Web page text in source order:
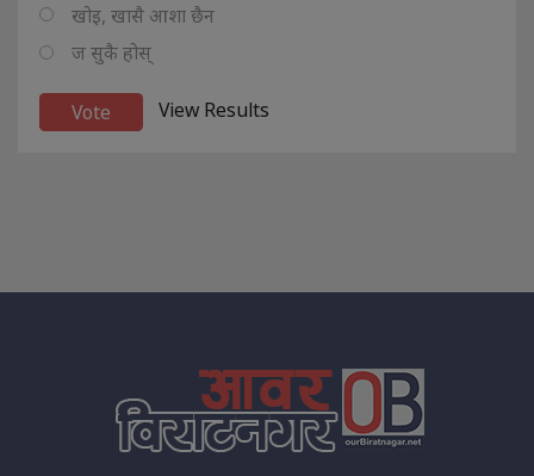
खोइ, खासै आशा छैन
ज सुकै होस्
View Results